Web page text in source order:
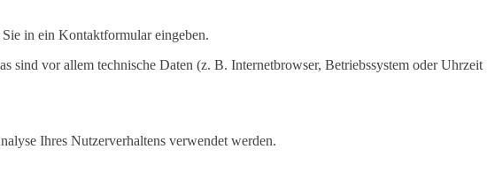
in ein Kontaktformular eingeben.
sind vor allem technische Daten (z. B. Internetbrowser, Betriebssystem oder Uhrzeit
Ihres Nutzerverhaltens verwendet werden.